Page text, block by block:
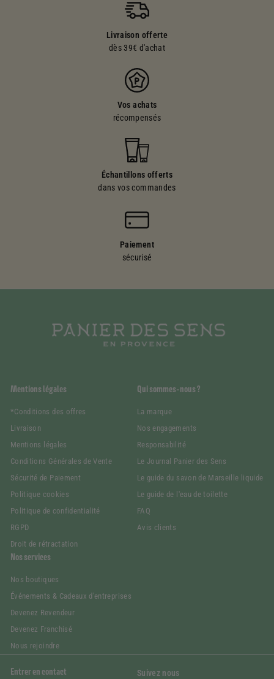
Livraison offerte
dès 39€ d'achat
Vos achats
récompensés
Échantillons offerts
dans vos commandes
Paiement
sécurisé
Mentions légales
*Conditions des offres
Livraison
Mentions légales
Conditions Générales de Vente
Sécurité de Paiement
Politique cookies
Politique de confidentialité
RGPD
Droit de rétractation
Qui sommes-nous ?
La marque
Nos engagements
Responsabilité
Le Journal Panier des Sens
Le guide du savon de Marseille liquide
Le guide de l'eau de toilette
FAQ
Avis clients
Nos services
Nos boutiques
Événements & Cadeaux d'entreprises
Devenez Revendeur
Devenez Franchisé
Nous rejoindre
Entrer en contact Suivez nous